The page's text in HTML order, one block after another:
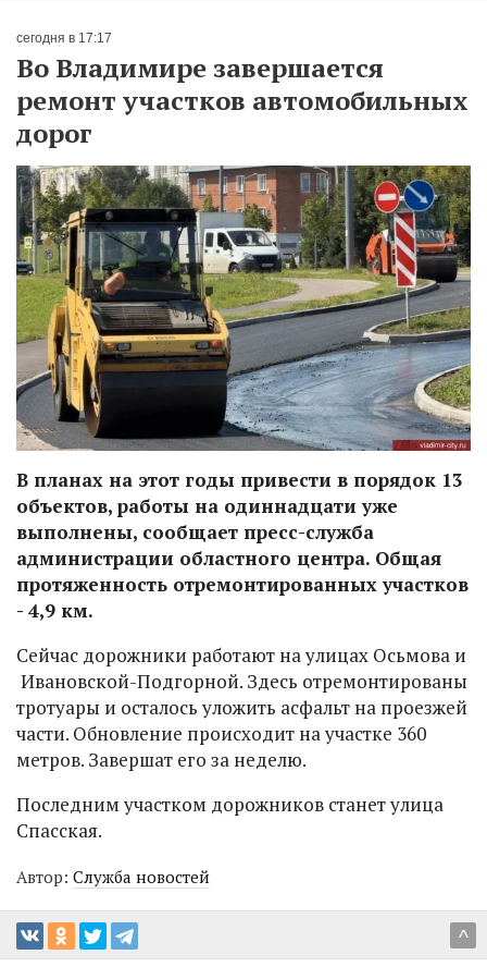
сегодня в 17:17
Во Владимире завершается
ремонт участков автомобильных
дорог
В планах на этот годы привести в порядок 13
объектов, работы на одиннадцати уже
выполнены, сообщает пресс-служба
администрации областного центра. Общая
протяженность отремонтированных участков
- 4,9 км.
Сейчас дорожники работают на улицах Осьмова и
Ивановской-Подгорной. Здесь отремонтированы
тротуары и осталось уложить асфальт на проезжей
части. Обновление происходит на участке 360
метров. Завершат его за неделю.
Последним участком дорожников станет улица
Спасская.
Автор: Служба новостей
^